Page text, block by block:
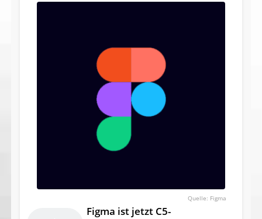
Figma
Figma ist jetzt C5-